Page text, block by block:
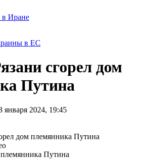
Иране
в ЕС
сгорел дом
Путина
января 2024, 19:45
Путина